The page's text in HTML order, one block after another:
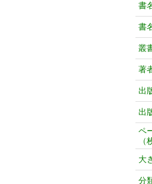
書
書
叢
著
出
出
（
大
分